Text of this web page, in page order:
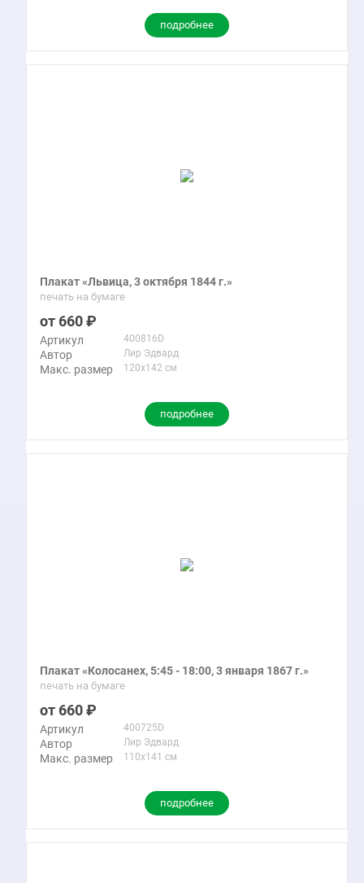
подробнее
Плакат «Львица, 3 октября 1844 г.»
печать на бумаге
660
Артикул 400816D
Автор Лир Эдвард
Макс. размер 120x142 см
подробнее
Плакат «Колосанех, 5:45 - 18:00, 3 января 1867 г.»
печать на бумаге
660
Артикул 400725D
Автор Лир Эдвард
Макс. размер 110x141 см
подробнее